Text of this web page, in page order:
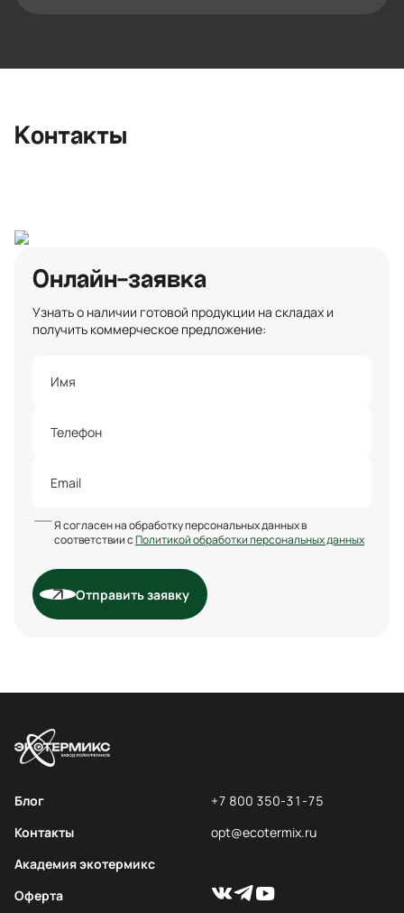
Контактыopt@ecotermix.ru
Онлайн-заявка
Узнать о наличии готовой продукции на складах и
получить коммерческое предложение:
Я согласен на обработку персональных данных в
соответствии сПолитикой обработки персональных данных
Отправить заявку
Блог
Контакты
Академия экотермикс
Оферта
+7 800 350-31-75
opt@ecotermix.ru